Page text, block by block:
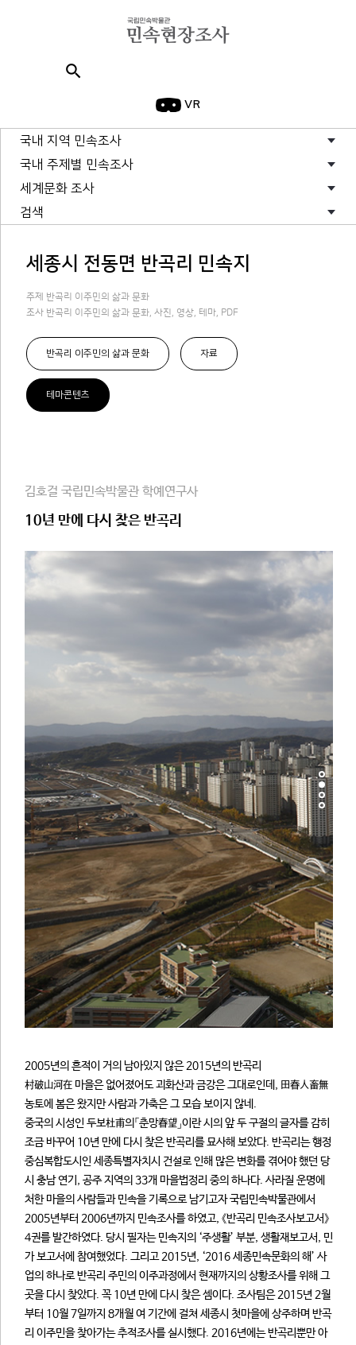
search
VR
국내 지역 민속조사
국내 주제별 민속조사
세계문화 조사
검색
세종시 전동면 반곡리 민속지
주제 반곡리 이주민의 삶과 문화
조사 반곡리 이주민의 삶과 문화, 사진, 영상, 테마, PDF
반곡리 이주민의 삶과 문화 자료
테마콘텐츠
김호걸 국립민속박물관 학예연구사
10년 만에 다시 찾은 반곡리
2005년의 흔적이 거의 남아있지 않은 2015년의 반곡리
村破山河在 마을은 없어졌어도 괴화산과 금강은 그대로인데, 田春人畜無
농토에 봄은 왔지만 사람과 가축은 그 모습 보이지 않네.
중국의 시성인 두보杜甫의「춘망春望」이란 시의 앞 두 구절의 글자를 감히
조금 바꾸어 10년 만에 다시 찾은 반곡리를 묘사해 보았다. 반곡리는 행정
중심복합도시인 세종특별자치시 건설로 인해 많은 변화를 겪어야 했던 당
시 충남 연기, 공주 지역의 33개 마을법정리 중의 하나다. 사라질 운명에
처한 마을의 사람들과 민속을 기록으로 남기고자 국립민속박물관에서
2005년부터 2006년까지 민속조사를 하였고, 《반곡리 민속조사보고서》
4권를 발간하였다. 당시 필자는 민속지의 ‘주생활’ 부분, 생활재보고서, 민
가 보고서에 참여했었다. 그리고 2015년, ‘2016 세종민속문화의 해’ 사
업의 하나로 반곡리 주민의 이주과정에서 현재까지의 상황조사를 위해 그
곳을 다시 찾았다. 꼭 10년 만에 다시 찾은 셈이다. 조사팀은 2015년 2월
부터 10월 7일까지 8개월 여 기간에 걸쳐 세종시 첫마을에 상주하며 반곡
리 이주민을 찾아가는 추적조사를 실시했다. 2016년에는 반곡리뿐만 아